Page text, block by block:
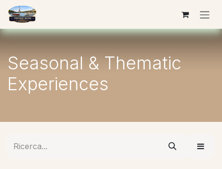
Passa al contenuto
Seasonal & Thematic
Experiences